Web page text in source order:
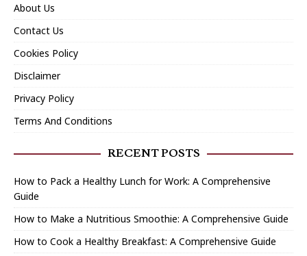
About Us
Contact Us
Cookies Policy
Disclaimer
Privacy Policy
Terms And Conditions
RECENT POSTS
How to Pack a Healthy Lunch for Work: A Comprehensive
Guide
How to Make a Nutritious Smoothie: A Comprehensive Guide
How to Cook a Healthy Breakfast: A Comprehensive Guide